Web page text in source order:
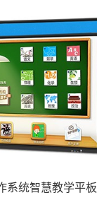
系统智慧教学平板